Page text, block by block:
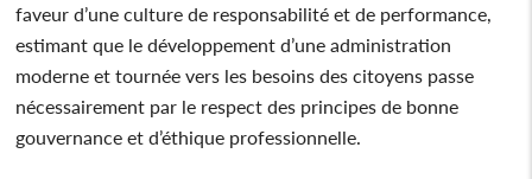
faveur d’une culture de responsabilité et de performance,
estimant que le développement d’une administration
moderne et tournée vers les besoins des citoyens passe
nécessairement par le respect des principes de bonne
gouvernance et d’éthique professionnelle.